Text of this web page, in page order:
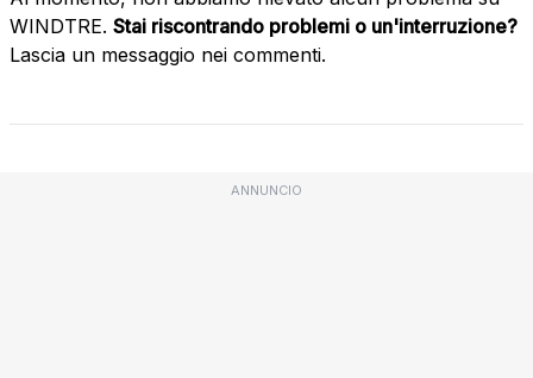
WINDTRE. Stai riscontrando problemi o un'interruzione?
Lascia un messaggio nei commenti.
ANNUNCIO